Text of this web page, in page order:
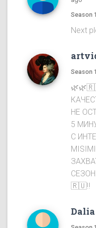
Season
Next
Season
НЕ
5
С
🇷🇺‼️
Dalia